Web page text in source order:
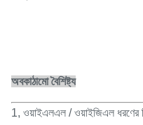
অবকাঠামো বৈশিষ্ট্য
1, ওয়াইএলএল / ওয়াইজিএল ধরণের